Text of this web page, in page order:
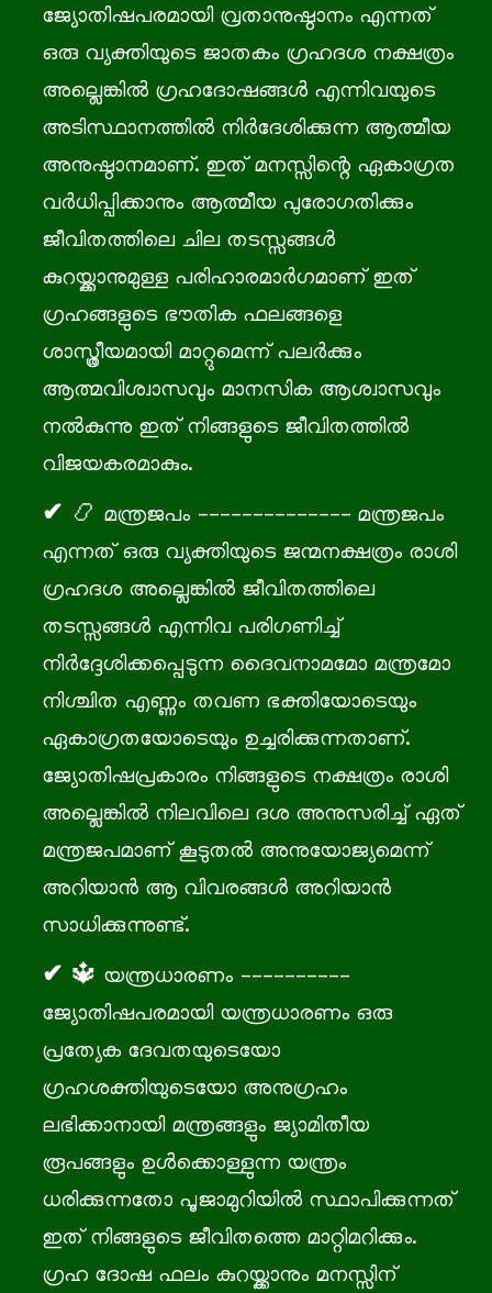
ജ്യോതിഷപരമായി വ്രതാനുഷ്ഠാനം എന്നത്
ഒരു വ്യക്തിയുടെ ജാതകം ഗ്രഹദശ നക്ഷത്രം
അല്ലെങ്കിൽ ഗ്രഹദോഷങ്ങൾ എന്നിവയുടെ
അടിസ്ഥാനത്തിൽ നിർദേശിക്കുന്ന ആത്മീയ
അനുഷ്ഠാനമാണ്. ഇത് മനസ്സിന്റെ ഏകാഗ്രത
വർധിപ്പിക്കാനും ആത്മീയ പുരോഗതിക്കും
ജീവിതത്തിലെ ചില തടസ്സങ്ങൾ
കുറയ്ക്കാനുമുള്ള പരിഹാരമാർഗമാണ് ഇത്
ഗ്രഹങ്ങളുടെ ഭൗതിക ഫലങ്ങളെ
ശാസ്ത്രീയമായി മാറ്റുമെന്ന് പലർക്കും
ആത്മവിശ്വാസവും മാനസിക ആശ്വാസവും
നൽകുന്നു ഇത് നിങ്ങളുടെ ജീവിതത്തിൽ
വിജയകരമാകും.
📿 മന്ത്രജപം -------------- മന്ത്രജപം
എന്നത് ഒരു വ്യക്തിയുടെ ജന്മനക്ഷത്രം രാശി
ഗ്രഹദശ അല്ലെങ്കിൽ ജീവിതത്തിലെ
തടസ്സങ്ങൾ എന്നിവ പരിഗണിച്ച്
നിർദ്ദേശിക്കപ്പെടുന്ന ദൈവനാമമോ മന്ത്രമോ
നിശ്ചിത എണ്ണം തവണ ഭക്തിയോടെയും
ഏകാഗ്രതയോടെയും ഉച്ചരിക്കുന്നതാണ്.
ജ്യോതിഷപ്രകാരം നിങ്ങളുടെ നക്ഷത്രം രാശി
അല്ലെങ്കിൽ നിലവിലെ ദശ അനുസരിച്ച് ഏത്
മന്ത്രജപമാണ് കൂടുതൽ അനുയോജ്യമെന്ന്
അറിയാൻ ആ വിവരങ്ങൾ അറിയാൻ
സാധിക്കുന്നുണ്ട്.
🔱 യന്ത്രധാരണം ----------
ജ്യോതിഷപരമായി യന്ത്രധാരണം ഒരു
പ്രത്യേക ദേവതയുടെയോ
ഗ്രഹശക്തിയുടെയോ അനുഗ്രഹം
ലഭിക്കാനായി മന്ത്രങ്ങളും ജ്യാമിതീയ
രൂപങ്ങളും ഉൾക്കൊള്ളുന്ന യന്ത്രം
ധരിക്കുന്നതോ പൂജാമുറിയിൽ സ്ഥാപിക്കുന്നത്
ഇത് നിങ്ങളുടെ ജീവിതത്തെ മാറ്റിമറിക്കും.
ഗ്രഹ ദോഷ ഫലം കുറയ്ക്കാനും മനസ്സിന്